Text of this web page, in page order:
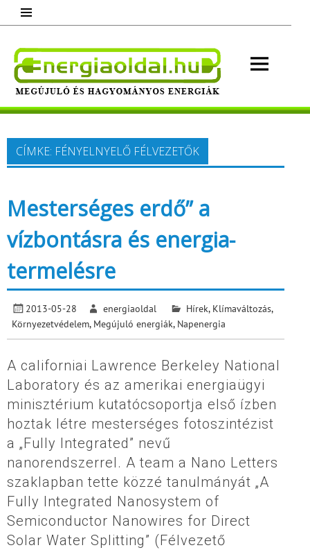
content
Megújuló és hagyományos energiák.
Minden, ami energia!
CÍMKE: FÉNYELNYELŐ FÉLVEZETŐK
Mesterséges erdő” a
vízbontásra és energia-
termelésre
2013-05-28 energiaoldal Hírek, Klímaváltozás,
Környezetvédelem, Megújuló energiák, Napenergia
A californiai Lawrence Berkeley National
Laboratory és az amerikai energiaügyi
minisztérium kutatócsoportja első ízben
hoztak létre mesterséges fotoszintézist
a „Fully Integrated” nevű
nanorendszerrel. A team a Nano Letters
szaklapban tette közzé tanulmányát „A
Fully Integrated Nanosystem of
Semiconductor Nanowires for Direct
Solar Water Splitting” (Félvezető